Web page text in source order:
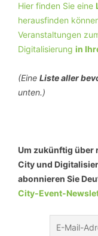
Hier finden Sie eine
herausfinden
Veranstaltungen
Digitalisierung in
(Eine Liste aller
unten.)
Um zukünftig über
City und
abonnieren Sie
City-Event-